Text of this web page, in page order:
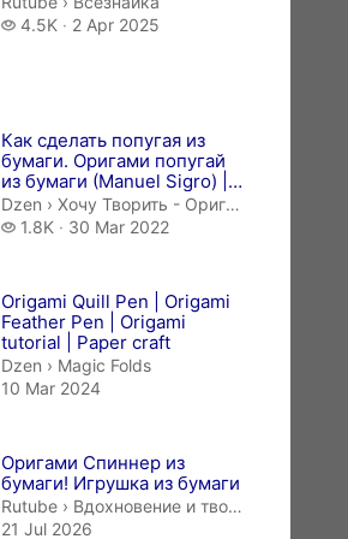
4.5K
4.5 thousand views
2 Apr 2025
Как сделать попугая из
бумаги. Оригами попугай
из бумаги (Manuel Sigro) |
Хочу Творить - Оригами из
...
Dzen › Хочу Творить - Оригами из бумаги.
Хочу Творить - Оригами из бумаги
1.8K
1.8 thousand views
30 Mar 2022
Origami Quill Pen | Origami
Feather Pen | Origami
tutorial | Paper craft
Dzen › Magic Folds.
Magic Folds
10 Mar 2024
Оригами Спиннер из
бумаги! Игрушка из бумаги
Rutube › Вдохновение и творчество.
Вдохновение и творчество
21 Jul 2026